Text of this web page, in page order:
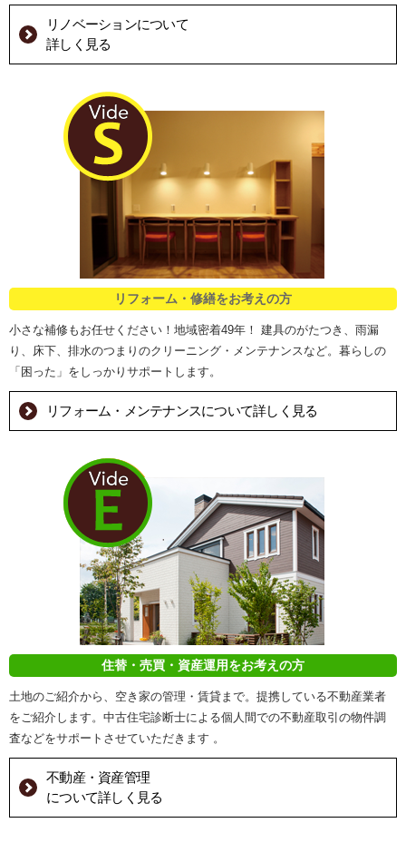
リノベーションについて
詳しく見る
リフォーム・修繕をお考えの方
小さな補修もお任せください！地域密着49年！ 建具のがたつき、雨漏
り、床下、排水のつまりのクリーニング・メンテナンスなど。暮らしの
「困った」をしっかりサポートします。
リフォーム・メンテナンスについて詳しく見る
住替・売買・資産運用をお考えの方
土地のご紹介から、空き家の管理・賃貸まで。提携している不動産業者
をご紹介します。中古住宅診断士による個人間での不動産取引の物件調
査などをサポートさせていただきます 。
不動産・資産管理
について詳しく見る